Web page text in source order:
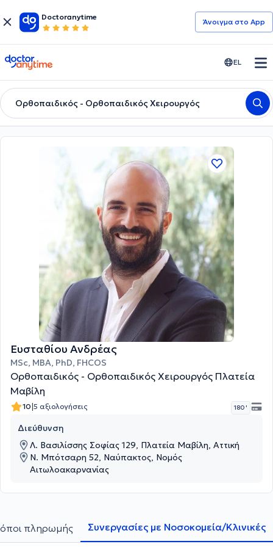
Doctoranytime
Άνοιγμα στο App
doctoranytime EL
Ορθοπαιδικός - Ορθοπαιδικός Χειρουργός
Ευσταθίου Ανδρέας
MSc, MBA, PhD, FHCOS
Ορθοπαιδικός - Ορθοπαιδικός Χειρουργός Πλατεία
Μαβίλη
10|5 αξιολογήσεις 180 '
Διεύθυνση
Λ. Βασιλίσσης Σοφίας 129, Πλατεία Μαβίλη, Αττική
Ν. Μπότσαρη 52, Ναύπακτος, Νομός
Αιτωλοακαρνανίας
πληρωμής Συνεργασίες με Νοσοκομεία/Κλινικές